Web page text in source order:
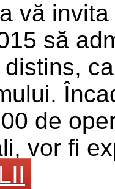
vă
să
de
vor fi